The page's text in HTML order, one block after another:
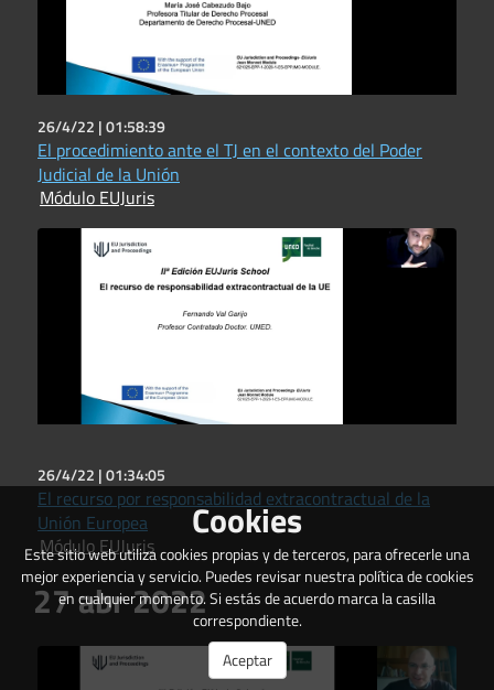
26/4/22 |01:58:39
El procedimiento ante el TJ en el contexto del Poder
Judicial de la Unión
Módulo EUJuris
26/4/22 |01:34:05
El recurso por responsabilidad extracontractual de la
Unión Europea
Módulo EUJuris
27 abr 2022
Cookies
Este sitio web utiliza cookies propias y de terceros, para ofrecerle una
mejor experiencia y servicio. Puedes revisar nuestra política de cookies
en cualquier momento. Si estás de acuerdo marca la casilla
correspondiente.
Aceptar